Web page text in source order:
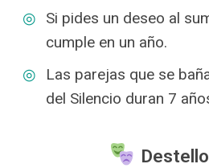
las venas y del
Si pides un deseo al
cumple en un año.
Las parejas que se
del Silencio duran 7